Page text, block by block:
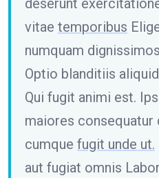
deserunt
vitae temporibus
numquam
Optio blanditiis
Qui fugit animi est.
maiores consequatur
cumque fugit unde ut.
aut fugiat omnis